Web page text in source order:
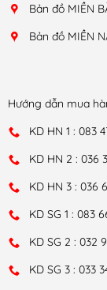
Bản đồ MIỀN
Bản đồ MIỀN
Hướng dẫn mua
KD HN 1 : 083
KD HN 2 : 036
KD HN 3 : 036
KD SG 1 : 083
KD SG 2 : 032
KD SG 3 : 033